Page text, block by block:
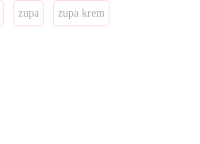
zupa zupa krem